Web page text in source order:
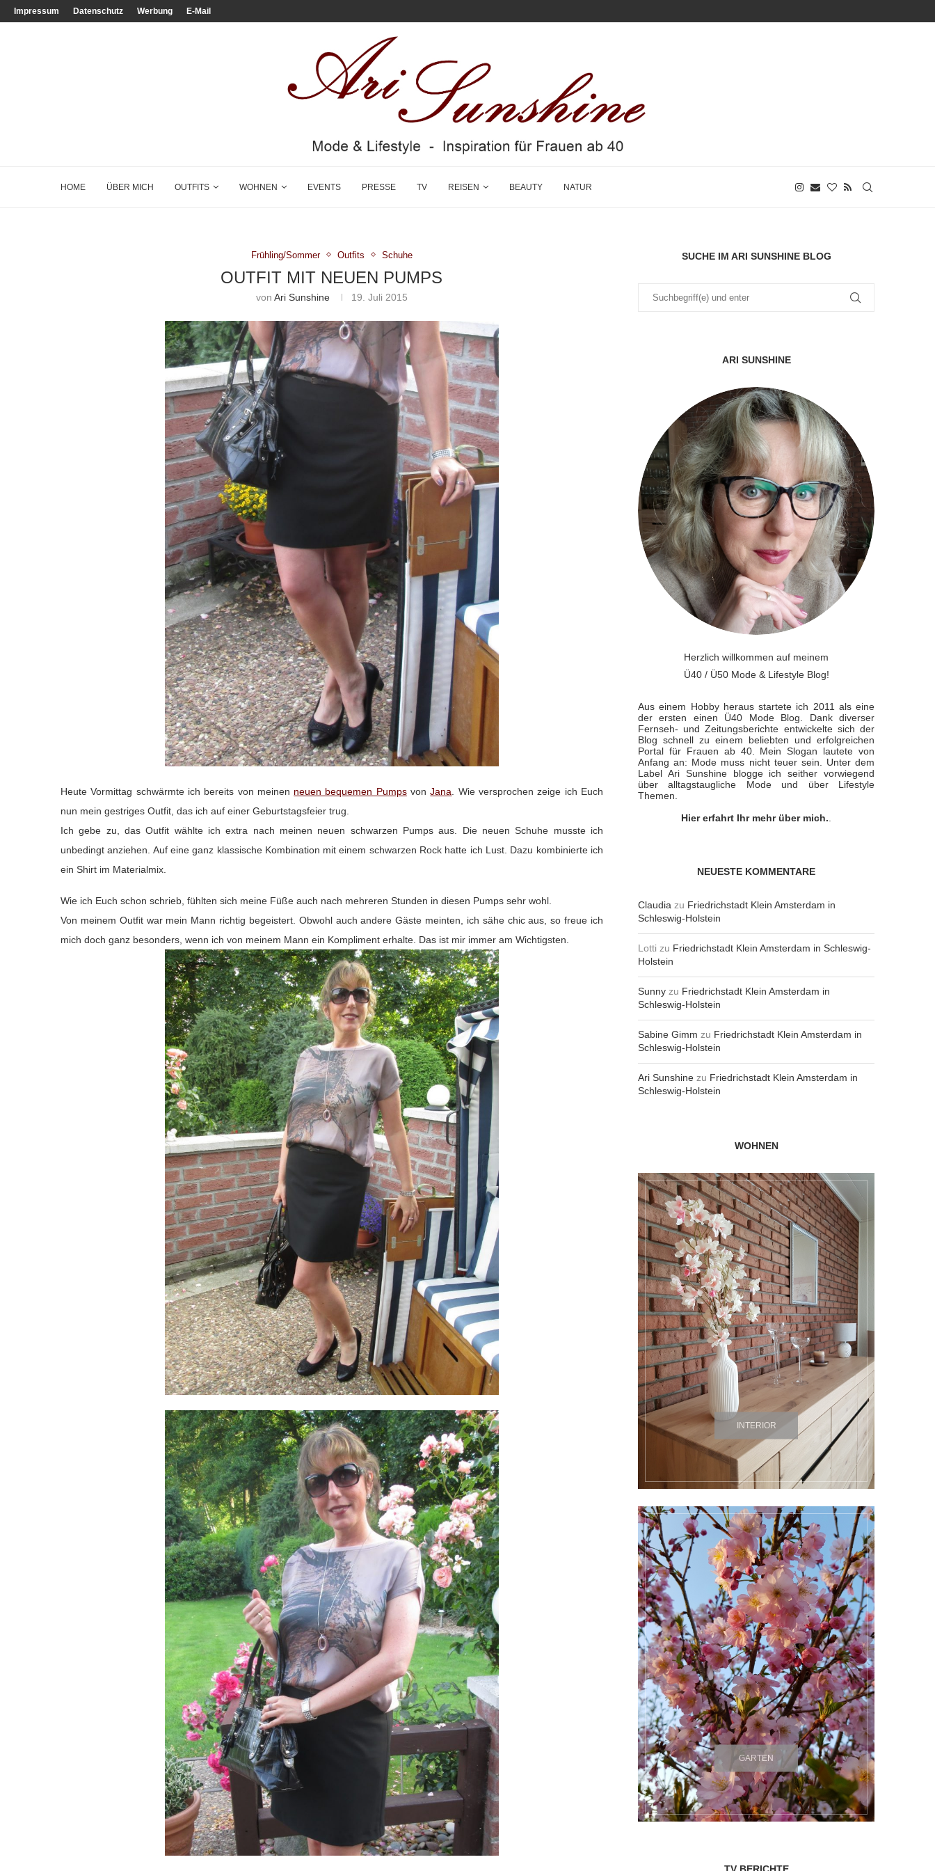
Impressum Datenschutz Werbung E-Mail
HOME ÜBER MICH OUTFITS WOHNEN EVENTS PRESSE TV REISEN BEAUTY NATUR
Frühling/Sommer Outfits Schuhe
OUTFIT MIT NEUEN PUMPS
von Ari Sunshine 19. Juli 2015
Heute Vormittag schwärmte ich bereits von meinen neuen bequemen PumpsvonJana . Wie versprochen zeige ich Euch
nun mein gestriges Outfit, das ich auf einer Geburtstagsfeier trug.
Ich gebe zu, das Outfit wählte ich extra nach meinen neuen schwarzen Pumps aus. Die neuen Schuhe musste ich
unbedingt anziehen. Auf eine ganz klassische Kombination mit einem schwarzen Rock hatte ich Lust. Dazu kombinierte ich
ein Shirt im Materialmix.
Wie ich Euch schon schrieb, fühlten sich meine Füße auch nach mehreren Stunden in diesen Pumps sehr wohl.
Von meinem Outfit war mein Mann richtig begeistert. Obwohl auch andere Gäste meinten, ich sähe chic aus, so freue ich
mich doch ganz besonders, wenn ich von meinem Mann ein Kompliment erhalte. Das ist mir immer am Wichtigsten.
SUCHE IM ARI SUNSHINE BLOG
ARI SUNSHINE
Herzlich willkommen auf meinem
Ü40 / Ü50 Mode & Lifestyle Blog!
Aus einem Hobby heraus startete ich 2011 als eine
der ersten einen Ü40 Mode Blog. Dank diverser
Fernseh- und Zeitungsberichte entwickelte sich der
Blog schnell zu einem beliebten und erfolgreichen
Portal für Frauen ab 40. Mein Slogan lautete von
Anfang an: Mode muss nicht teuer sein. Unter dem
Label Ari Sunshine blogge ich seither vorwiegend
über alltagstaugliche Mode und über Lifestyle
Themen.
Hier erfahrt Ihr mehr über mich..
NEUESTE KOMMENTARE
Claudia zu Friedrichstadt Klein Amsterdam in
Schleswig-Holstein
Lotti zu Friedrichstadt Klein Amsterdam in Schleswig-
Holstein
Sunny zu Friedrichstadt Klein Amsterdam in
Schleswig-Holstein
Sabine Gimm zu Friedrichstadt Klein Amsterdam in
Schleswig-Holstein
Ari Sunshine zu Friedrichstadt Klein Amsterdam in
Schleswig-Holstein
WOHNEN
INTERIOR
GARTEN